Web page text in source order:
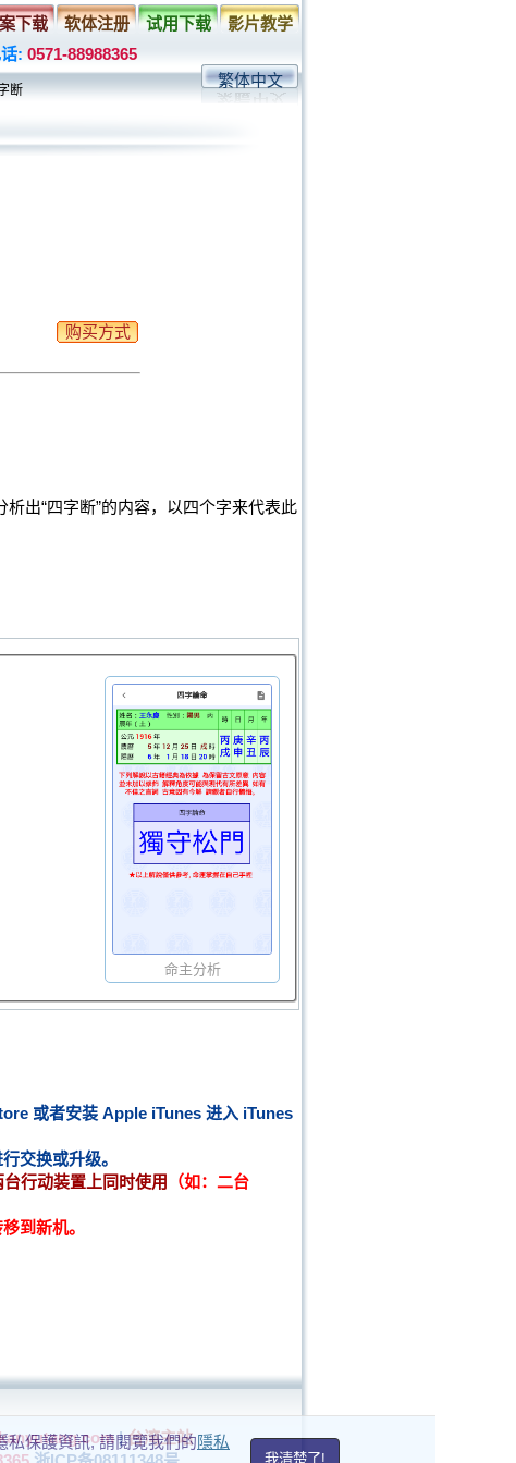
下载 软体注册 试用下载
影片教学
: 0571-88988365
断
繁体中文
购买方式
出“四字断”的内容，以四个字来代表此
命主分析
或者安装 Apple iTunes 进入 iTunes
交换或升级。
行动装置上同时使用
（如：二台
到新机。
|台湾主站
私保護資訊, 請閱覽我們的隱私
我清楚了!